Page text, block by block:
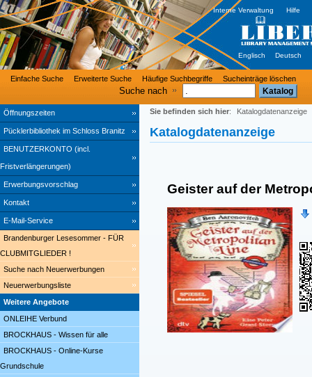
Öffnungszeiten
Pücklerbibliothek im Schloss Branitz
BENUTZERKONTO (incl.
Fristverlängerungen)
Erwerbungsvorschlag
Kontakt
E-Mail-Service
Einfache Suche Erweiterte Suche Häufige Suchbegriffe Sucheinträge löschen
Interne Verwaltung Hilfe
Englisch Deutsch
Brandenburger Lesesommer - FÜR
CLUBMITGLIEDER !
Suche nach Neuerwerbungen
Neuerwerbungsliste
Weitere Angebote
ONLEIHE Verbund
BROCKHAUS - Wissen für alle
BROCKHAUS - Online-Kurse
Grundschule
Sie befinden sich hier: Katalogdatenanzeige
Katalogdatenanzeige
Geister auf der
Suche nach